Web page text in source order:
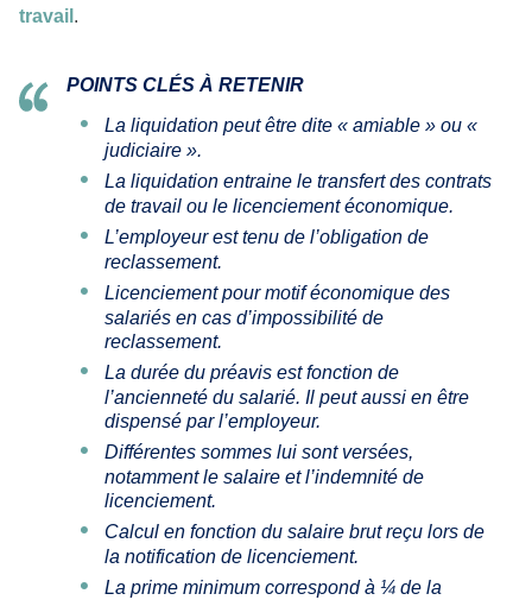
travail .
POINTS CLÉS À RETENIR
La liquidation peut être dite « amiable » ou «
judiciaire ».
La liquidation entraine le transfert des contrats
de travail ou le licenciement économique.
L’employeur est tenu de l’obligation de
reclassement.
Licenciement pour motif économique des
salariés en cas d’impossibilité de
reclassement.
La durée du préavis est fonction de
l’ancienneté du salarié. Il peut aussi en être
dispensé par l’employeur.
Différentes sommes lui sont versées,
notamment le salaire et l’indemnité de
licenciement.
Calcul en fonction du salaire brut reçu lors de
la notification de licenciement.
La prime minimum correspond à ¼ de la